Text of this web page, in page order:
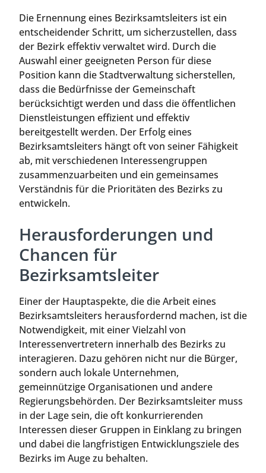
Die Ernennung eines Bezirksamtsleiters ist ein
entscheidender Schritt, um sicherzustellen, dass
der Bezirk effektiv verwaltet wird. Durch die
Auswahl einer geeigneten Person für diese
Position kann die Stadtverwaltung sicherstellen,
dass die Bedürfnisse der Gemeinschaft
berücksichtigt werden und dass die öffentlichen
Dienstleistungen effizient und effektiv
bereitgestellt werden. Der Erfolg eines
Bezirksamtsleiters hängt oft von seiner Fähigkeit
ab, mit verschiedenen Interessengruppen
zusammenzuarbeiten und ein gemeinsames
Verständnis für die Prioritäten des Bezirks zu
entwickeln.
Herausforderungen und
Chancen für
Bezirksamtsleiter
Einer der Hauptaspekte, die die Arbeit eines
Bezirksamtsleiters herausfordernd machen, ist die
Notwendigkeit, mit einer Vielzahl von
Interessenvertretern innerhalb des Bezirks zu
interagieren. Dazu gehören nicht nur die Bürger,
sondern auch lokale Unternehmen,
gemeinnützige Organisationen und andere
Regierungsbehörden. Der Bezirksamtsleiter muss
in der Lage sein, die oft konkurrierenden
Interessen dieser Gruppen in Einklang zu bringen
und dabei die langfristigen Entwicklungsziele des
Bezirks im Auge zu behalten.